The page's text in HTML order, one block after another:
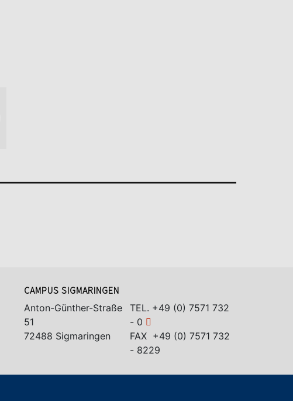
CAMPUS SIGMARINGEN
Anton-Günther-Straße
51
72488 Sigmaringen
TEL. +49 (0) 7571 732
- 0
FAX +49 (0) 7571 732
- 8229